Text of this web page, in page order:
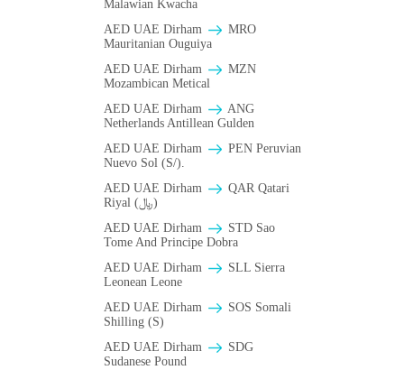
Malawian Kwacha
AED UAE Dirham
MRO
Mauritanian Ouguiya
AED UAE Dirham
MZN
Mozambican Metical
AED UAE Dirham
ANG
Netherlands Antillean Gulden
AED UAE Dirham
PEN Peruvian
Nuevo Sol (S/).
AED UAE Dirham
QAR Qatari
Riyal (﷼)
AED UAE Dirham
STD Sao
Tome And Principe Dobra
AED UAE Dirham
SLL Sierra
Leonean Leone
AED UAE Dirham
SOS Somali
Shilling (S)
AED UAE Dirham
SDG
Sudanese Pound